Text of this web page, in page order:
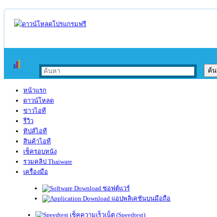
หน้าแรก
ดาวน์โหลด
ข่าวไอที
รีวิว
ทิปส์ไอที
สินค้าไอที
เช็ครอบหนัง
รวมคลิป Thaiware
เครื่องมือ
ซอฟต์แวร์
แอปพลิเคชันบนมือถือ
เช็คความเร็วเน็ต (Speedtest)